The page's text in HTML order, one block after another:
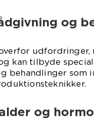
og
kan tilbyde
behandlinger som
og